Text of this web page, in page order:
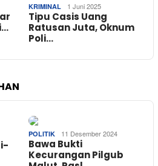
KRIMINAL 1 Juni 2025
Tipu Casis Uang
Ratusan Juta, Oknum
Poli…
POLITIK 11 Desember 2024
Bawa Bukti
Kecurangan Pilgub